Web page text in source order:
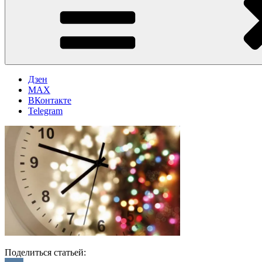
Дзен
MAX
ВКонтакте
Telegram
Поделиться статьей: